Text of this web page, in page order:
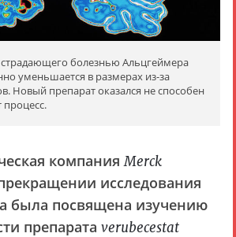
болезнью Альцгеймера
уменьшается в размерах из-за
Новый препарат оказался не способен
процесс.
компания Merck
исследования
была посвящена изучению
препарата verubecestat